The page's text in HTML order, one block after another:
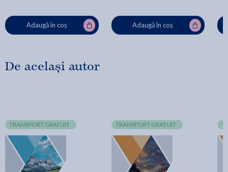
Adaugă în coș Adaugă în coș
De același autor
TRANSPORT GRATUIT TRANSPORT GRATUIT